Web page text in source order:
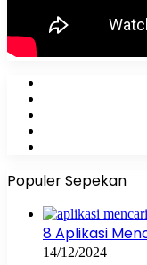
Populer Sepekan
8 Aplikasi
14/12/2024